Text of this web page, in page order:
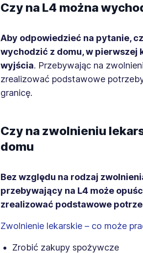
Czy na L4 można
Aby odpowiedzieć na pytanie,
wychodzić z domu, w pierwszej
wyjścia. Przebywając na
zrealizować podstawowe
granicę.
Czy na zwolnieniu
domu
Bez względu na rodzaj
przebywający na L4 może
zrealizować podstawowe
Zwolnienie lekarskie – co może
Zrobić zakupy spożywcze